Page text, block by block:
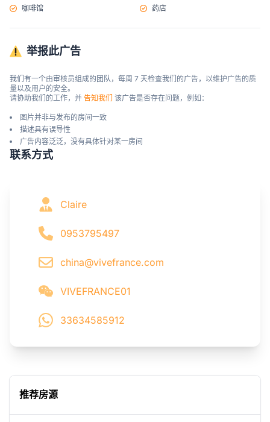
咖啡馆 药店
举报此广告
我们有一个由审核员组成的团队，每周 7 天检查我们的广告，以维护广告的质
量以及用户的安全。
请协助我们的工作，并 告知我们 该广告是否存在问题，例如：
图片并非与发布的房间一致
描述具有误导性
广告内容泛泛，没有具体针对某一房间
联系方式
Claire
0953795497
china@vivefrance.com
VIVEFRANCE01
33634585912
推荐房源